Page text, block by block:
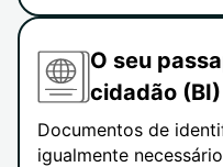
O seu
cidadão (BI)
Documentos de
igualmente